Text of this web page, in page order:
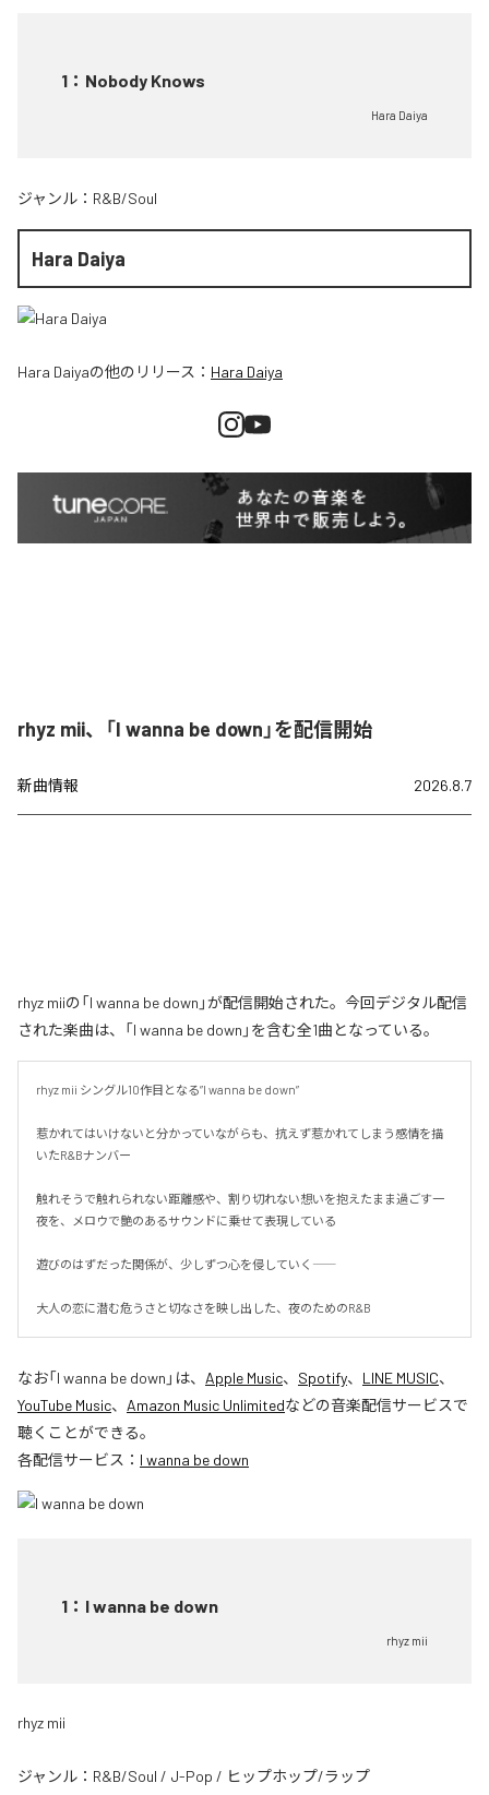
1 ： Nobody Knows
Hara Daiya
ジャンル： R&B/Soul
Hara Daiya
Hara Daiyaの他のリリース： Hara Daiya
rhyz mii、「I wanna be down」を配信開始
新曲情報 2026.8.7
rhyz miiの「I wanna be down」が配信開始された。今回デジタル配信
された楽曲は、「I wanna be down」を含む全1曲となっている。
rhyz mii シングル10作目となる”I wanna be down”
惹かれてはいけないと分かっていながらも、抗えず惹かれてしまう感情を描
いたR&Bナンバー
触れそうで触れられない距離感や、割り切れない想いを抱えたまま過ごす一
夜を、メロウで艶のあるサウンドに乗せて表現している
遊びのはずだった関係が、少しずつ心を侵していく――
大人の恋に潜む危うさと切なさを映し出した、夜のためのR&B
なお「I wanna be down 」は、 Apple Music、 Spotify、 LINE MUSIC、
YouTube Music、 Amazon Music Unlimitedなどの音楽配信サービスで
聴くことができる。
各配信サービス： I wanna be down
1 ： I wanna be down
rhyz mii
rhyz mii
ジャンル： R&B/Soul / J-Pop / ヒップホップ/ラップ